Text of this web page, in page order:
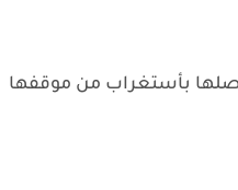
بأستغراب من موقفها